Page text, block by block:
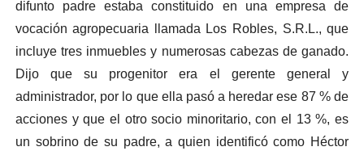
difunto padre estaba constituido en una empresa de
vocación agropecuaria llamada Los Robles, S.R.L., que
incluye tres inmuebles y numerosas cabezas de ganado.
Dijo que su progenitor era el gerente general y
administrador, por lo que ella pasó a heredar ese 87 % de
acciones y que el otro socio minoritario, con el 13 %, es
un sobrino de su padre, a quien identificó como Héctor